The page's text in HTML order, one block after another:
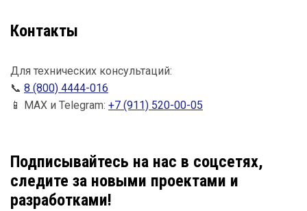
Контакты
Для технических консультаций:
📞 8 (800) 4444-016
📱 МАХ и Telegram: +7 (911) 520-00-05
Подписывайтесь на нас в соцсетях,
следите за новыми проектами и
разработками!